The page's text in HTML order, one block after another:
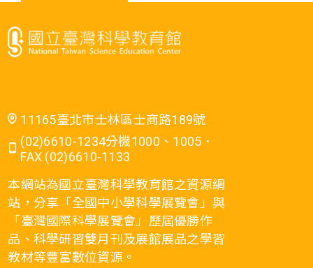
11165臺北市士林區士商路189號
(02)6610-1234分機1000、1005．
FAX (02)6610-1133
本網站為國立臺灣科學教育館之資源網
站，分享「全國中小學科學展覽會」與
「臺灣國際科學展覽會」歷屆優勝作
品、科學研習雙月刊及展館展品之學習
教材等豐富數位資源。